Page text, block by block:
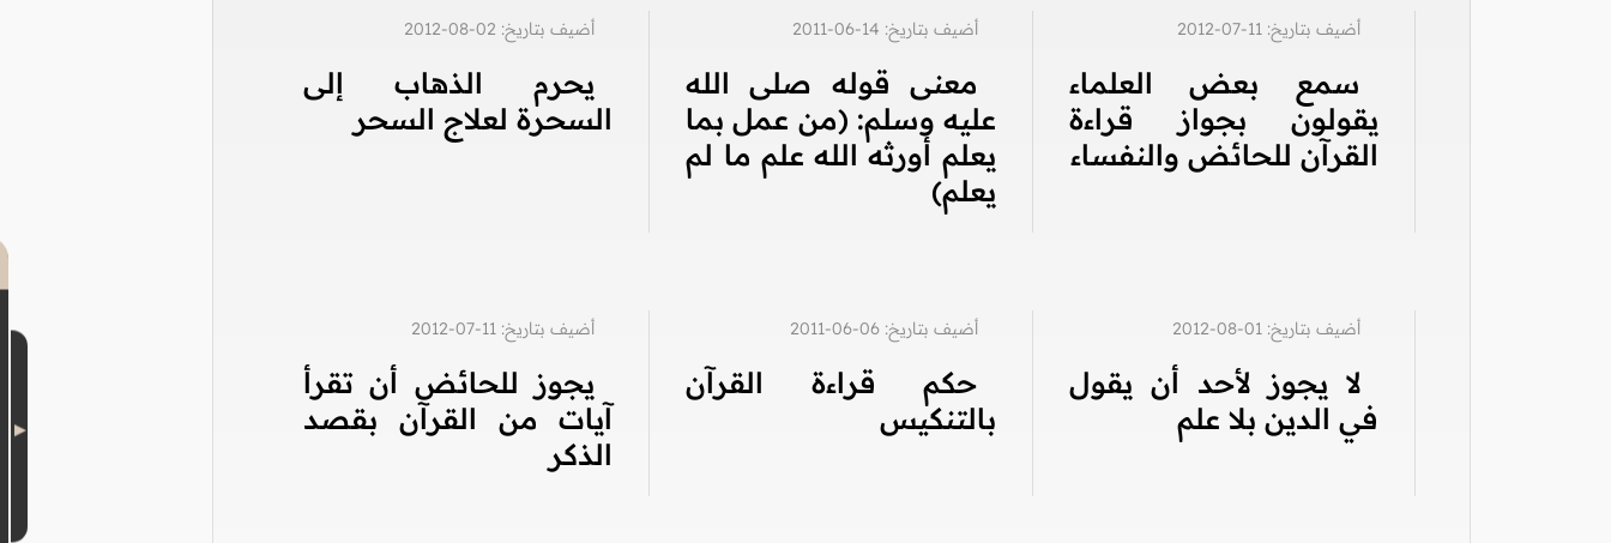
أضيف بتاريخ: 11-07-2012
سمع بعض العلماء
يقولون بجواز قراءة
القرآن للحائض والنفساء
أضيف بتاريخ: 14-06-2011
معنى قوله صلى الله
عليه وسلم: (من عمل بما
يعلم أورثه الله علم ما لم
يعلم)
أضيف بتاريخ: 02-08-2012
يحرم الذهاب إلى
السحرة لعلاج السحر
أضيف بتاريخ: 01-08-2012
لا يجوز لأحد أن يقول
في الدين بلا علم
أضيف بتاريخ: 06-06-2011
حكم قراءة القرآن
بالتنكيس
أضيف بتاريخ: 11-07-2012
يجوز للحائض أن تقرأ
آيات من القرآن بقصد
الذكر